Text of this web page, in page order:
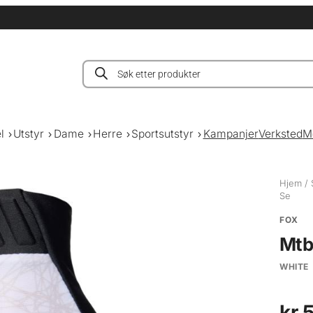
Products
search
Utstyr Dame Herre Sportsutstyr KampanjerVerksted
Hjem /
Se
FOX
WHITE